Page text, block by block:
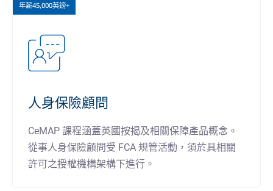
人身保險顧問
CeMAP 課程涵蓋英國按揭及相關保障產品概念。
從事人身保險顧問受 FCA 規管活動，須於具相關
許可之授權機構架構下進行。
年薪45,000英鎊+